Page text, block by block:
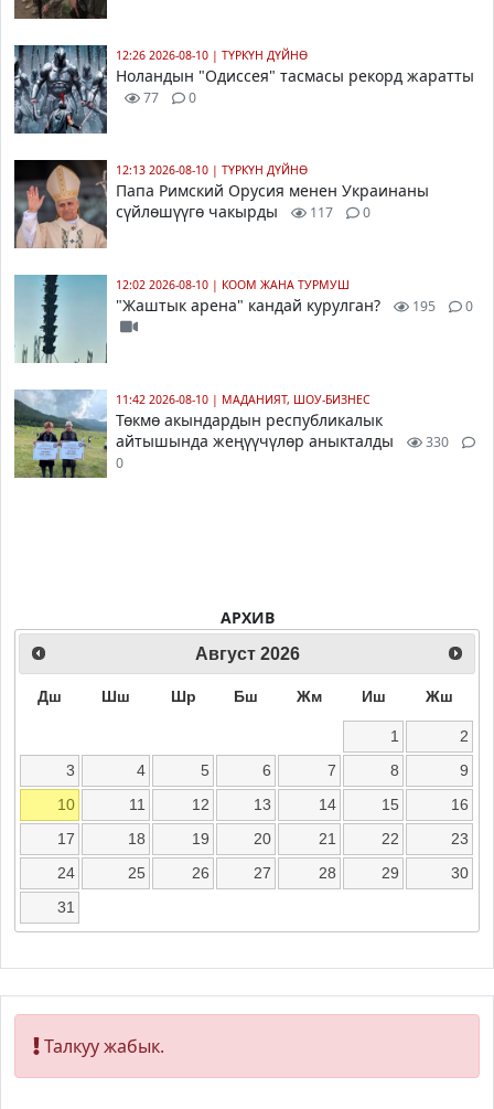
12:26 2026-08-10 | ТҮРКҮН ДҮЙНӨ
Ноландын "Одиссея" тасмасы рекорд жаратты
77 0
12:13 2026-08-10 | ТҮРКҮН ДҮЙНӨ
Папа Римский Орусия менен Украинаны
сүйлөшүүгө чакырды
117 0
12:02 2026-08-10 | КООМ ЖАНА ТУРМУШ
"Жаштык арена" кандай курулган? 195 0
11:42 2026-08-10 | МАДАНИЯТ, ШОУ-БИЗНЕС
Төкмө акындардын республикалык
айтышында жеңүүчүлөр аныкталды
330
0
АРХИВ
Август 2026
Дш Шш Шр Бш Жм Иш Жш
1
2
3
4 5 6 7 8
9
10
11 12 13 14 15
16
17
18 19 20 21 22
23
24
25 26 27 28 29
30
31
Талкуу жабык.